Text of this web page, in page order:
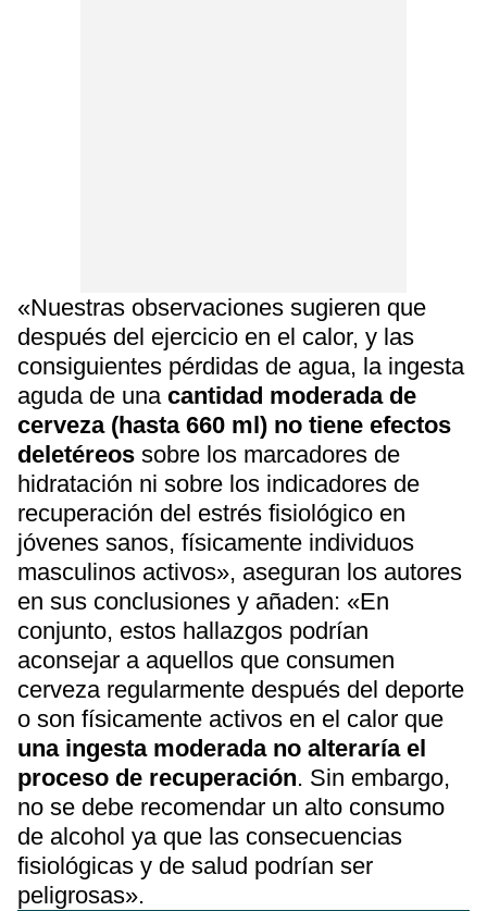
«Nuestras observaciones sugieren que
después del ejercicio en el calor, y las
consiguientes pérdidas de agua, la ingesta
aguda de una cantidad moderada de
cerveza (hasta 660 ml) no tiene efectos
deletéreos sobre los marcadores de
hidratación ni sobre los indicadores de
recuperación del estrés fisiológico en
jóvenes sanos, físicamente individuos
masculinos activos», aseguran los autores
en sus conclusiones y añaden: «En
conjunto, estos hallazgos podrían
aconsejar a aquellos que consumen
cerveza regularmente después del deporte
o son físicamente activos en el calor que
una ingesta moderada no alteraría el
proceso de recuperación. Sin embargo,
no se debe recomendar un alto consumo
de alcohol ya que las consecuencias
fisiológicas y de salud podrían ser
peligrosas».